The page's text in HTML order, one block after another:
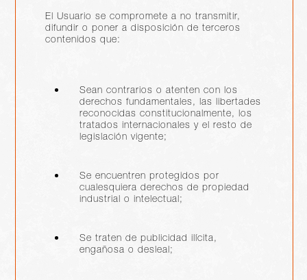
El Usuario se compromete a no transmitir,
difundir o poner a disposición de terceros
contenidos que:
Sean contrarios o atenten con los
derechos fundamentales, las libertades
reconocidas constitucionalmente, los
tratados internacionales y el resto de
legislación vigente;
Se encuentren protegidos por
cualesquiera derechos de propiedad
industrial o intelectual;
Se traten de publicidad ilícita,
engañosa o desleal;